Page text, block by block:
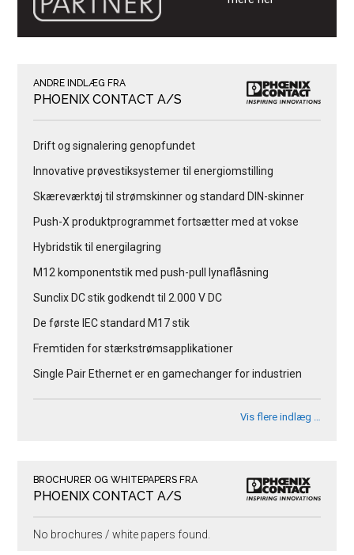
ANDRE INDLÆG FRA
PHOENIX CONTACT A/S
Drift og signalering genopfundet
Innovative prøvestiksystemer til energiomstilling
Skæreværktøj til strømskinner og standard DIN-skinner
Push-X produktprogrammet fortsætter med at vokse
Hybridstik til energilagring
M12 komponentstik med push-pull lynaflåsning
Sunclix DC stik godkendt til 2.000 V DC
De første IEC standard M17 stik
Fremtiden for stærkstrømsapplikationer
Single Pair Ethernet er en gamechanger for industrien
Vis flere indlæg …
BROCHURER OG WHITEPAPERS FRA
PHOENIX CONTACT A/S
No brochures / white papers found.